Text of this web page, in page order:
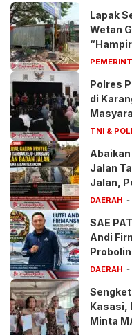
Lapak
Wetan
Polres
di
TNI &
Jalan
Jalan,
DAERAH
SAE
Andi
DAERAH
Kasasi,
Minta